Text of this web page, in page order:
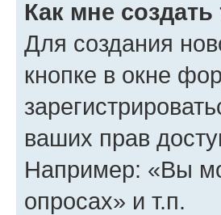
Как мне
Для создания
кнопке в окне
ваших прав
Например: «Вы
опросах» и т.п.